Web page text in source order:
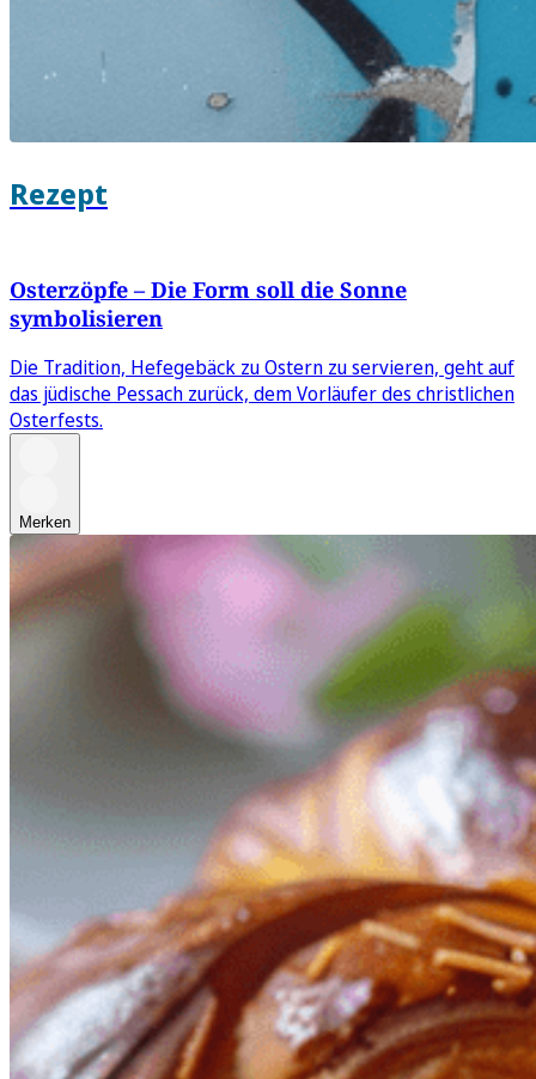
Rezept
Osterzöpfe – Die Form soll die Sonne
symbolisieren
Die Tradition, Hefegebäck zu Ostern zu servieren, geht auf
das jüdische Pessach zurück, dem Vorläufer des christlichen
Osterfests.
Merken